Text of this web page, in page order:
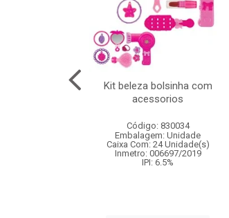
Kit beleza bolsinha com
acessorios
Código: 830034
Embalagem: Unidade
Caixa Com: 24 Unidade(s)
Inmetro: 006697/2019
IPI: 6.5%